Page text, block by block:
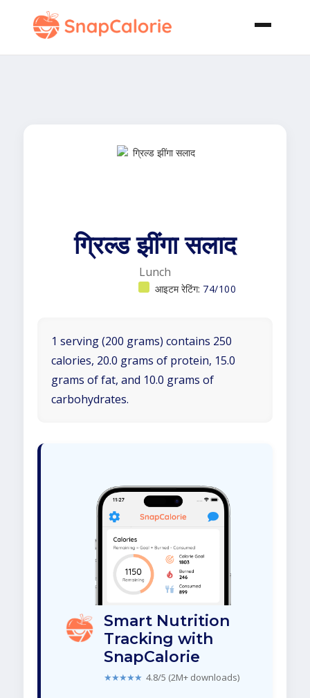
ग्रिल्ड झींगा सलाद
Lunch
आइटम रेटिंग: 74/100
1 serving (200 grams) contains 250
calories, 20.0 grams of protein, 15.0
grams of fat, and 10.0 grams of
carbohydrates.
Smart Nutrition
Tracking with
SnapCalorie
★★★★★ 4.8/5 (2M+ downloads)